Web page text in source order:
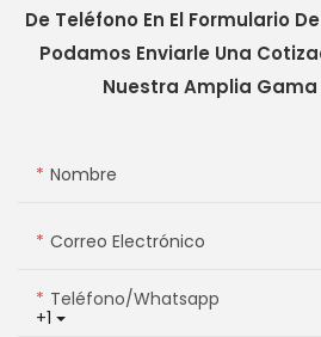
De Teléfono En El Formulario
Podamos Enviarle Una
Nuestra Amplia Gama
Nombre
Correo Electrónico
+1
Teléfono/whatsapp